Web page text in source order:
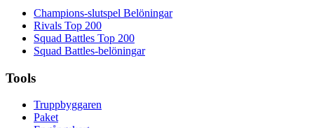
Champions-slutspel Belöningar
Rivals Top 200
Squad Battles Top 200
Squad Battles-belöningar
Tools
Truppbyggaren
Paket